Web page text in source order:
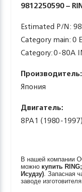
9812250590 –
Estimated P/N:
Category main: 0
Category: 0-80A
Производитель:
Япония
Двигатель:
8PA1 (1980-1997)
В нашей компании
можно купить
Исудзу). Запасная
заводе